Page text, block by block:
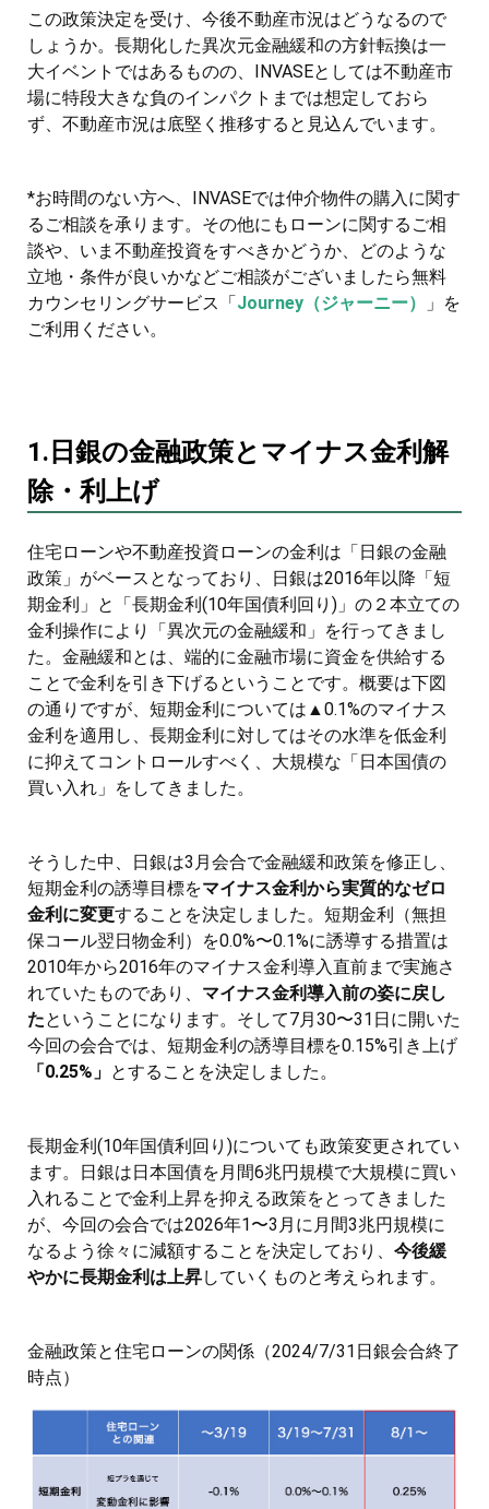
この政策決定を受け、今後不動産市況はどうなるので
しょうか。長期化した異次元金融緩和の方針転換は一
大イベントではあるものの、INVASEとしては不動産市
場に特段大きな負のインパクトまでは想定しておら
ず、不動産市況は底堅く推移すると見込んでいます。
*お時間のない方へ、INVASEでは仲介物件の購入に関す
るご相談を承ります。その他にもローンに関するご相
談や、いま不動産投資をすべきかどうか、どのような
立地・条件が良いかなどご相談がございましたら無料
カウンセリングサービス「Journey（ジャーニー）
」を
ご利用ください。
1.日銀の金融政策とマイナス金利解
除・利上げ
住宅ローンや不動産投資ローンの金利は「日銀の金融
政策」がベースとなっており、日銀は2016年以降「短
期金利」と「長期金利(10年国債利回り)」の２本立ての
金利操作により「異次元の金融緩和」を行ってきまし
た。金融緩和とは、端的に金融市場に資金を供給する
ことで金利を引き下げるということです。概要は下図
の通りですが、短期金利については▲0.1%のマイナス
金利を適用し、長期金利に対してはその水準を低金利
に抑えてコントロールすべく、大規模な「日本国債の
買い入れ」をしてきました。
そうした中、日銀は3月会合で金融緩和政策を修正し、
短期金利の誘導目標をマイナス金利から実質的なゼロ
金利に変更することを決定しました。短期金利（無担
保コール翌日物金利）を0.0%〜0.1%に誘導する措置は
2010年から2016年のマイナス金利導入直前まで実施さ
れていたものであり、 マイナス金利導入前の姿に戻し
たということになります。そして7月30〜31日に開いた
今回の会合では、短期金利の誘導目標を0.15%引き上げ
「0.25%」 とすることを決定しました。
長期金利(10年国債利回り)についても政策変更されてい
ます。日銀は日本国債を月間6兆円規模で大規模に買い
入れることで金利上昇を抑える政策をとってきました
が、今回の会合では2026年1〜3月に月間3兆円規模に
なるよう徐々に減額することを決定しており、 今後緩
やかに長期金利は上昇していくものと考えられます。
金融政策と住宅ローンの関係（2024/7/31日銀会合終了
時点）